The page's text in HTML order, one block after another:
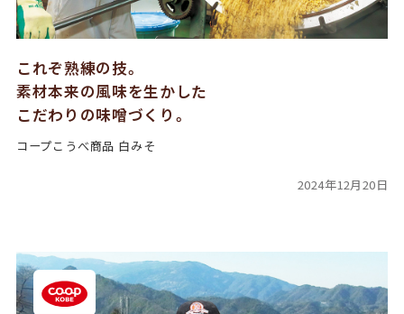
これぞ熟練の技。
素材本来の風味を生かした
こだわりの味噌づくり。
コープこうべ商品 白みそ
2024年12月20日